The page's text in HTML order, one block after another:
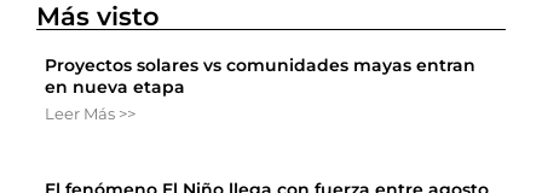
Más visto
Proyectos solares vs comunidades mayas entran
en nueva etapa
Leer Más >>